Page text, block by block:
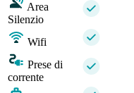
Area
Silenzio
Wifi
Prese di
corrente